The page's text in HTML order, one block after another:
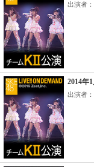
出演者
2014年
出演者